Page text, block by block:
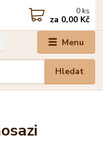
Menu
Hledat
0 ks
za 0,00 Kč